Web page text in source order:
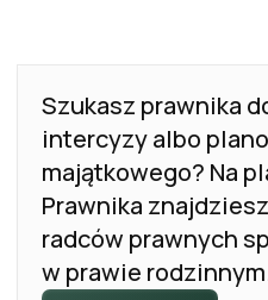
Szukasz prawnika
intercyzy albo
majątkowego? Na
Prawnika
radców prawnych
w prawie